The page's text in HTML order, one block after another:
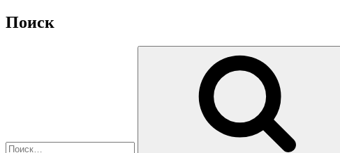
Поиск